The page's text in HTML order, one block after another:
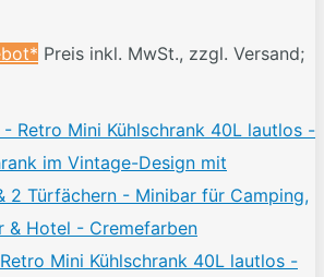
Preis inkl. MwSt., zzgl. Versand;
Mini Kühlschrank 40L lautlos -